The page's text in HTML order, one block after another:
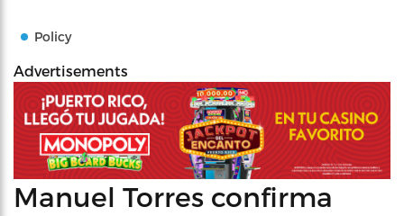
Policy
Advertisements
Manuel Torres confirma